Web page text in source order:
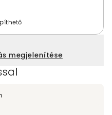
megjelenítése